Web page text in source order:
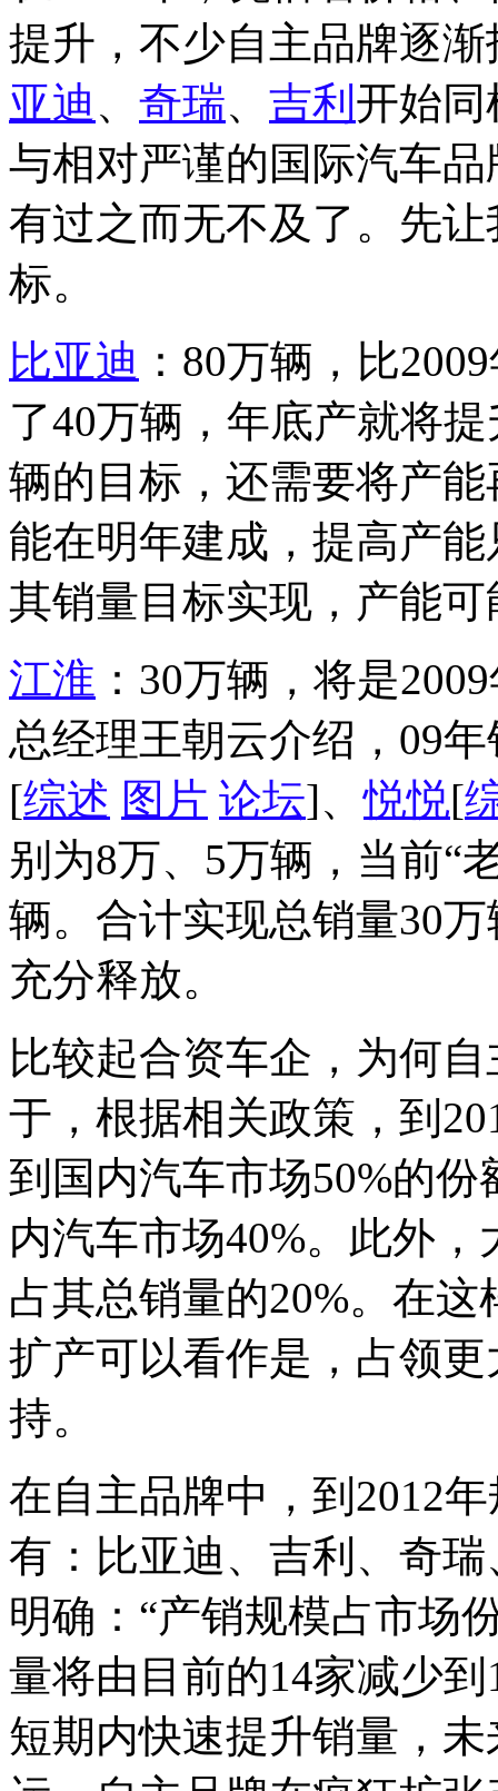
提升，不少自主品牌逐
亚迪 、 奇瑞、 吉利 开始
与相对严谨的国际汽车
有过之而无不及了。先
标。
比亚迪 ：80万辆，比
了40万辆，年底产就将
辆的目标，还需要将产
能在明年建成，提高产
其销量目标实现，产能可
江淮 ：30万辆，将是
总经理王朝云介绍，09
[综述 图片 论坛]、悦悦[
别为8万、5万辆，当前“
辆。合计实现总销量30
充分释放。
比较起合资车企，为何
于，根据相关政策，到
到国内汽车市场50%的
内汽车市场40%。此外
占其总销量的20%。在
扩产可以看作是，占领
持。
在自主品牌中，到2012
有：比亚迪、吉利、奇
明确：“产销规模占市场
量将由目前的14家减少
短期内快速提升销量，